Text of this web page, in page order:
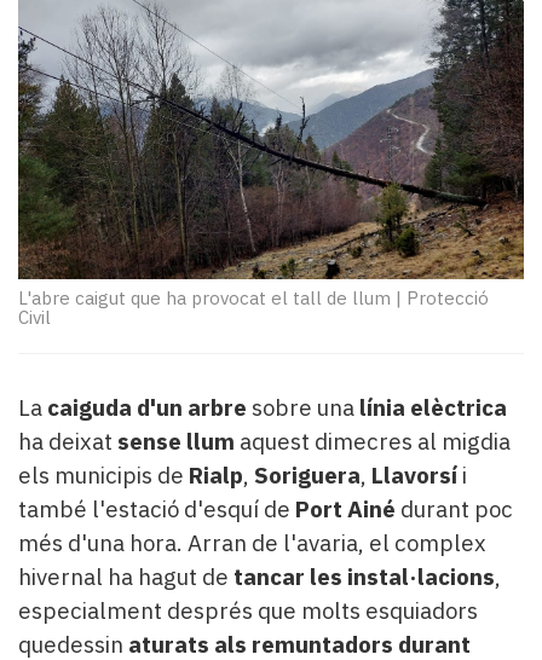
temps
Reportatges
Entrevistes
Enquestes
A
escena!
Dis
la
teva!
Subscriptors
La
newsletter
Contingut
patrocinat
més
llegit...
Editorial
L'abre caigut que ha provocat el tall de llum | Protecció
Civil
La caiguda d'un arbre sobre una línia elèctrica
ha deixat sense llum aquest dimecres al migdia
els municipis de Rialp, Soriguera, Llavorsí i
també l'estació d'esquí de Port Ainé durant poc
més d'una hora. Arran de l'avaria, el complex
hivernal ha hagut de tancar les instal·lacions,
especialment després que molts esquiadors
quedessin aturats als remuntadors durant